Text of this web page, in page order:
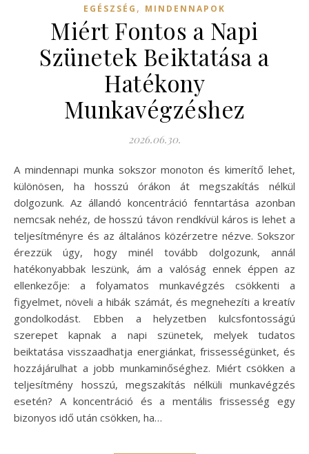
EGÉSZSÉG , MINDENNAPOK
Miért Fontos a Napi
Szünetek Beiktatása a
Hatékony
Munkavégzéshez
2026.06.30.
A mindennapi munka sokszor monoton és kimerítő lehet,
különösen, ha hosszú órákon át megszakítás nélkül
dolgozunk. Az állandó koncentráció fenntartása azonban
nemcsak nehéz, de hosszú távon rendkívül káros is lehet a
teljesítményre és az általános közérzetre nézve. Sokszor
érezzük úgy, hogy minél tovább dolgozunk, annál
hatékonyabbak leszünk, ám a valóság ennek éppen az
ellenkezője: a folyamatos munkavégzés csökkenti a
figyelmet, növeli a hibák számát, és megnehezíti a kreatív
gondolkodást. Ebben a helyzetben kulcsfontosságú
szerepet kapnak a napi szünetek, melyek tudatos
beiktatása visszaadhatja energiánkat, frissességünket, és
hozzájárulhat a jobb munkaminőséghez. Miért csökken a
teljesítmény hosszú, megszakítás nélküli munkavégzés
esetén? A koncentráció és a mentális frissesség egy
bizonyos idő után csökken, ha…